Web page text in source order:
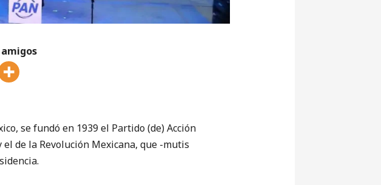
se fundó en 1939 el Partido (de) Acción
de la Revolución Mexicana, que -mutis